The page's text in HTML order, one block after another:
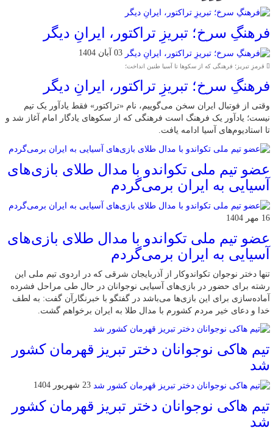
فرهنگِ سرخ؛ تبریزِ تراکتور، ایرانِ دیگر
03 آبان 1404
قرمزِ تبریز؛ فرهنگی که از سکوها تا آسیا طنین انداخت؛
فرهنگِ سرخ؛ تبریزِ تراکتور، ایرانِ دیگر
وقتی از فوتبال ایران سخن می‌گوییم، نام «تراکتور» فقط یادآور یک تیم
نیست؛ یادآور یک فرهنگ است فرهنگی که از سکوهای یادگار امام آغاز شد و
تا استادیوم‌های آسیا ادامه یافت.
عضو تیم ملی تکواندو با مدال طلای بازی‌های
آسیایی به ایران برمی‌گردم
16 مهر 1404
عضو تیم ملی تکواندو با مدال طلای بازی‌های
آسیایی به ایران برمی‌گردم
تنها دختر نوجوان تکواندوکار از آذربایجان شرقی که در اردوی تیم ملی این
رشته برای حضور در بازی‌های آسیایی نوجوانان در حال طی مراحل فشرده
آماده‌سازی برای این بازی‌ها می‌باشد در گفتگو با خبرنگارآن گفت: به لطف
خدا و دعای خیر مردم کشورم با مدال طلا به ایران برخواهم گشت.
تیم هاکی نوجوانان دختر تبریز قهرمان کشور
شد
23 شهریور 1404
تیم هاکی نوجوانان دختر تبریز قهرمان کشور
شد